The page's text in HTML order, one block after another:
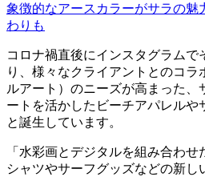
象徴的なアースカラーがサラの魅
わりも
コロナ禍直後にインスタグラムで
り、様々なクライアントとのコラ
ルアート）のニーズが高まった、
ートを活かしたビーチアパレルや
と誕生しています。
「水彩画とデジタルを組み合わ
シャツやサーフグッズなどの新し